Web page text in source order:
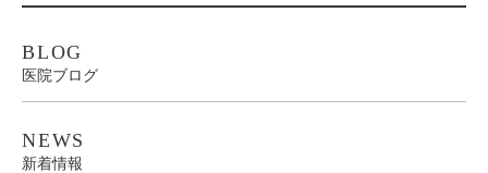
BLOG
医院ブログ
NEWS
新着情報